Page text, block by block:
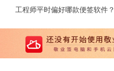
工程师平时偏好哪款便签软件？